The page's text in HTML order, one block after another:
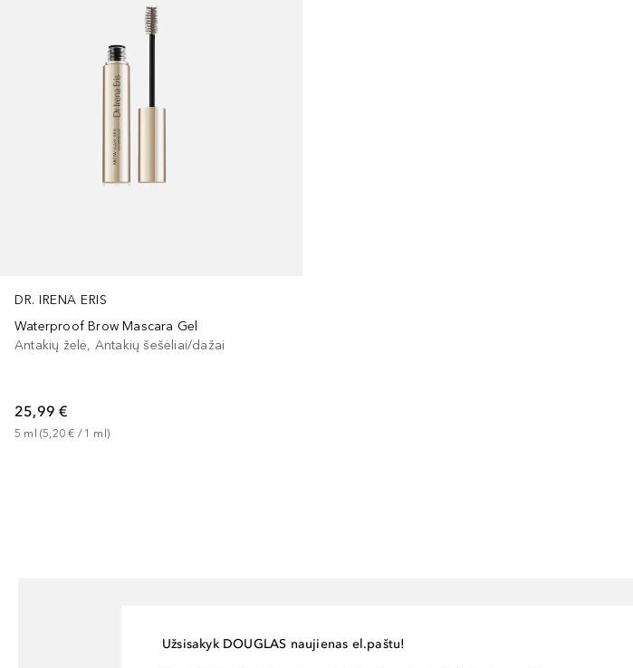
DR. IRENA ERIS
Waterproof Brow Mascara Gel
Antakių želė, Antakių šešėliai/dažai
25,99 €
5 ml (5,20 € / 1 ml )
Užsisakyk DOUGLAS naujienas el.paštu!